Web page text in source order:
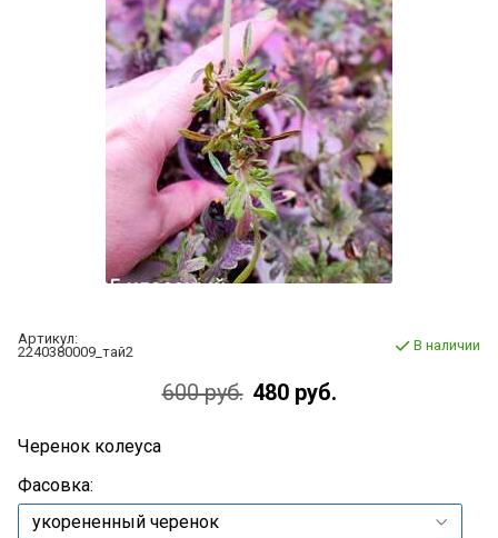
Артикул:
2240380009_тай2
В наличии
600 руб. 480 руб.
Черенок колеуса
Фасовка: